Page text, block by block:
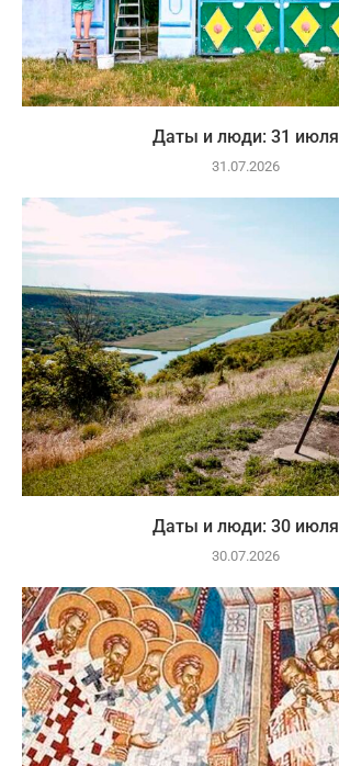
Даты и люди: 31 июля
31.07.2026
Даты и люди: 30 июля
30.07.2026